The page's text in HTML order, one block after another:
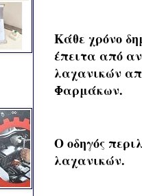
Κάθε χρόνο
έπειτα από
λαχανικών
Φαρμάκων.
Ο οδηγός
λαχανικών.